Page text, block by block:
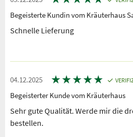
Begeisterte Kundin vom Kräuterhaus
Schnelle Lieferung
04.12.2025 ★★★★★
Begeisterter Kunde vom Kräuterhaus
Sehr gute Qualität. Werde mir die
bestellen.